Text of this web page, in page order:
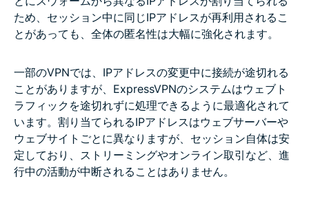
ため、セッション中に同じIPアドレスが再利用されるこ
とがあっても、全体の匿名性は大幅に強化されます。
一部のVPNでは、IPアドレスの変更中に接続が途切れる
ことがありますが、ExpressVPNのシステムはウェブト
ラフィックを途切れずに処理できるように最適化されて
います。割り当てられるIPアドレスはウェブサーバーや
ウェブサイトごとに異なりますが、セッション自体は安
定しており、ストリーミングやオンライン取引など、進
行中の活動が中断されることはありません。